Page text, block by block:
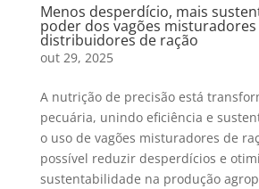
Menos desperdício, mais
poder dos vagões misturadores
distribuidores de ração
out 29, 2025
A nutrição de precisão está
pecuária, unindo eficiência e
o uso de vagões misturadores de
possível reduzir desperdícios e
sustentabilidade na produção